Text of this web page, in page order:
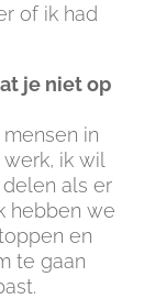
of ik had
je niet op
in
ik wil
als er
hebben we
en
te gaan